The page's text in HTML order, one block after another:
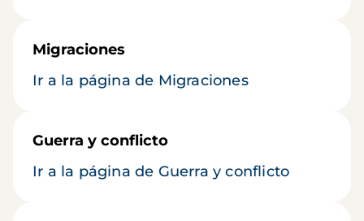
Migraciones
Ir a la página de Migraciones
Guerra y conflicto
Ir a la página de Guerra y conflicto